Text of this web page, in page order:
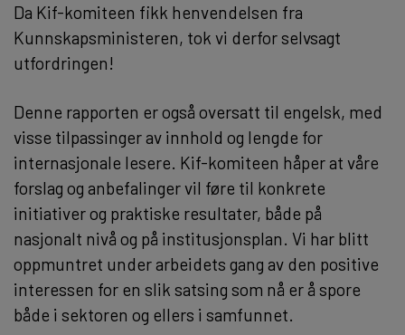
Da Kif-komiteen fikk henvendelsen fra
Kunnskapsministeren, tok vi derfor selvsagt
utfordringen!
Denne rapporten er også oversatt til engelsk, med
visse tilpassinger av innhold og lengde for
internasjonale lesere. Kif-komiteen håper at våre
forslag og anbefalinger vil føre til konkrete
initiativer og praktiske resultater, både på
nasjonalt nivå og på institusjonsplan. Vi har blitt
oppmuntret under arbeidets gang av den positive
interessen for en slik satsing som nå er å spore
både i sektoren og ellers i samfunnet.